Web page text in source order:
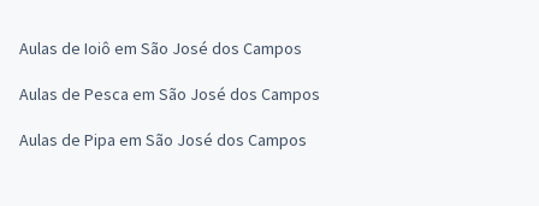
Aulas de Ioiô em São José dos Campos
Aulas de Pesca em São José dos Campos
Aulas de Pipa em São José dos Campos